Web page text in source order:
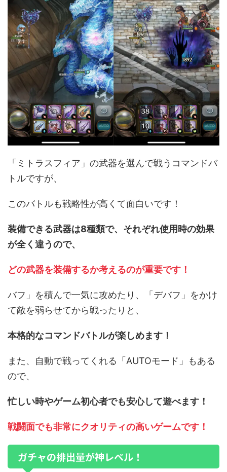
「ミトラスフィア」の武器を選んで戦うコマンドバ
トルですが、
このバトルも戦略性が高くて面白いです！
装備できる武器は8種類で、それぞれ使用時の効果
が全く違うので、
どの武器を装備するか考えるのが重要です！
バフ」を積んで一気に攻めたり、「デバフ」をかけ
て敵を弱らせてから戦ったりと、
本格的なコマンドバトルが楽しめます！
また、自動で戦ってくれる「AUTOモード」もある
ので、
忙しい時やゲーム初心者でも安心して遊べます！
戦闘面でも非常にクオリティの高いゲームです！
ガチャの排出量が神レベル！